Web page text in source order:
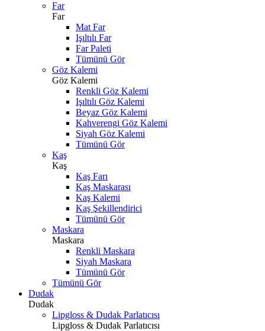
Far
Far
Mat Far
Işıltılı Far
Far Paleti
Tümünü Gör
Göz Kalemi
Göz Kalemi
Renkli Göz Kalemi
Işıltılı Göz Kalemi
Beyaz Göz Kalemi
Kahverengi Göz Kalemi
Siyah Göz Kalemi
Tümünü Gör
Kaş
Kaş
Kaş Farı
Kaş Maskarası
Kaş Kalemi
Kaş Şekillendirici
Tümünü Gör
Maskara
Maskara
Renkli Maskara
Siyah Maskara
Tümünü Gör
Tümünü Gör
Dudak
Dudak
Lipgloss & Dudak Parlatıcısı
Lipgloss & Dudak Parlatıcısı